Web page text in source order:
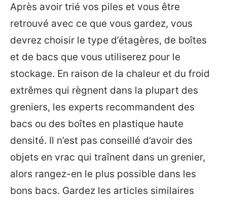
Après avoir trié vos piles et vous être
retrouvé avec ce que vous gardez, vous
devrez choisir le type d’étagères, de boîtes
et de bacs que vous utiliserez pour le
stockage. En raison de la chaleur et du froid
extrêmes qui règnent dans la plupart des
greniers, les experts recommandent des
bacs ou des boîtes en plastique haute
densité. Il n’est pas conseillé d’avoir des
objets en vrac qui traînent dans un grenier,
alors rangez-en le plus possible dans les
bons bacs. Gardez les articles similaires